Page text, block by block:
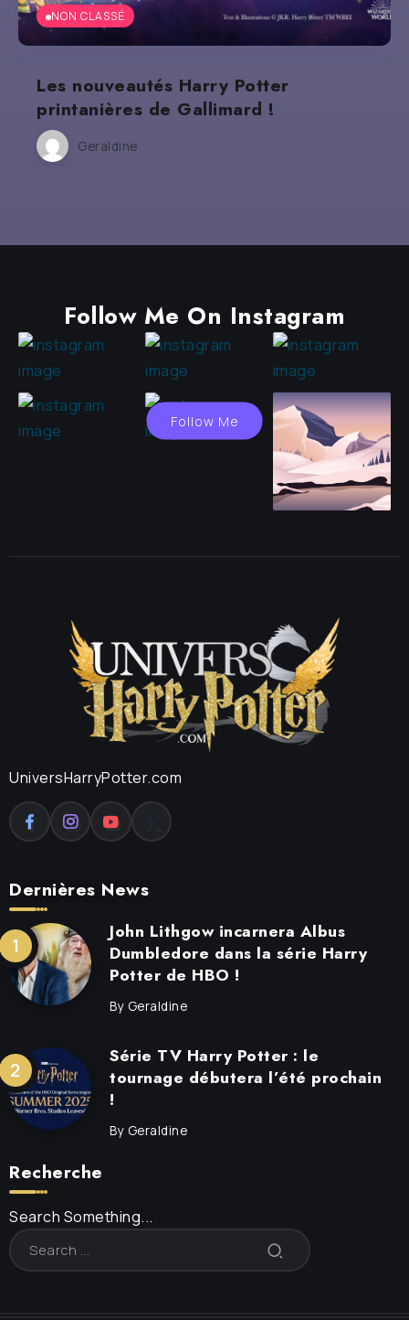
NON CLASSÉ
Les nouveautés Harry Potter
printanières de Gallimard !
Geraldine
Follow Me On Instagram
Follow Me
UniversHarryPotter.com
Dernières News
John Lithgow incarnera Albus
Dumbledore dans la série Harry
Potter de HBO !
By Geraldine
Série TV Harry Potter : le
tournage débutera l’été prochain
!
By Geraldine
Recherche
Search Something...